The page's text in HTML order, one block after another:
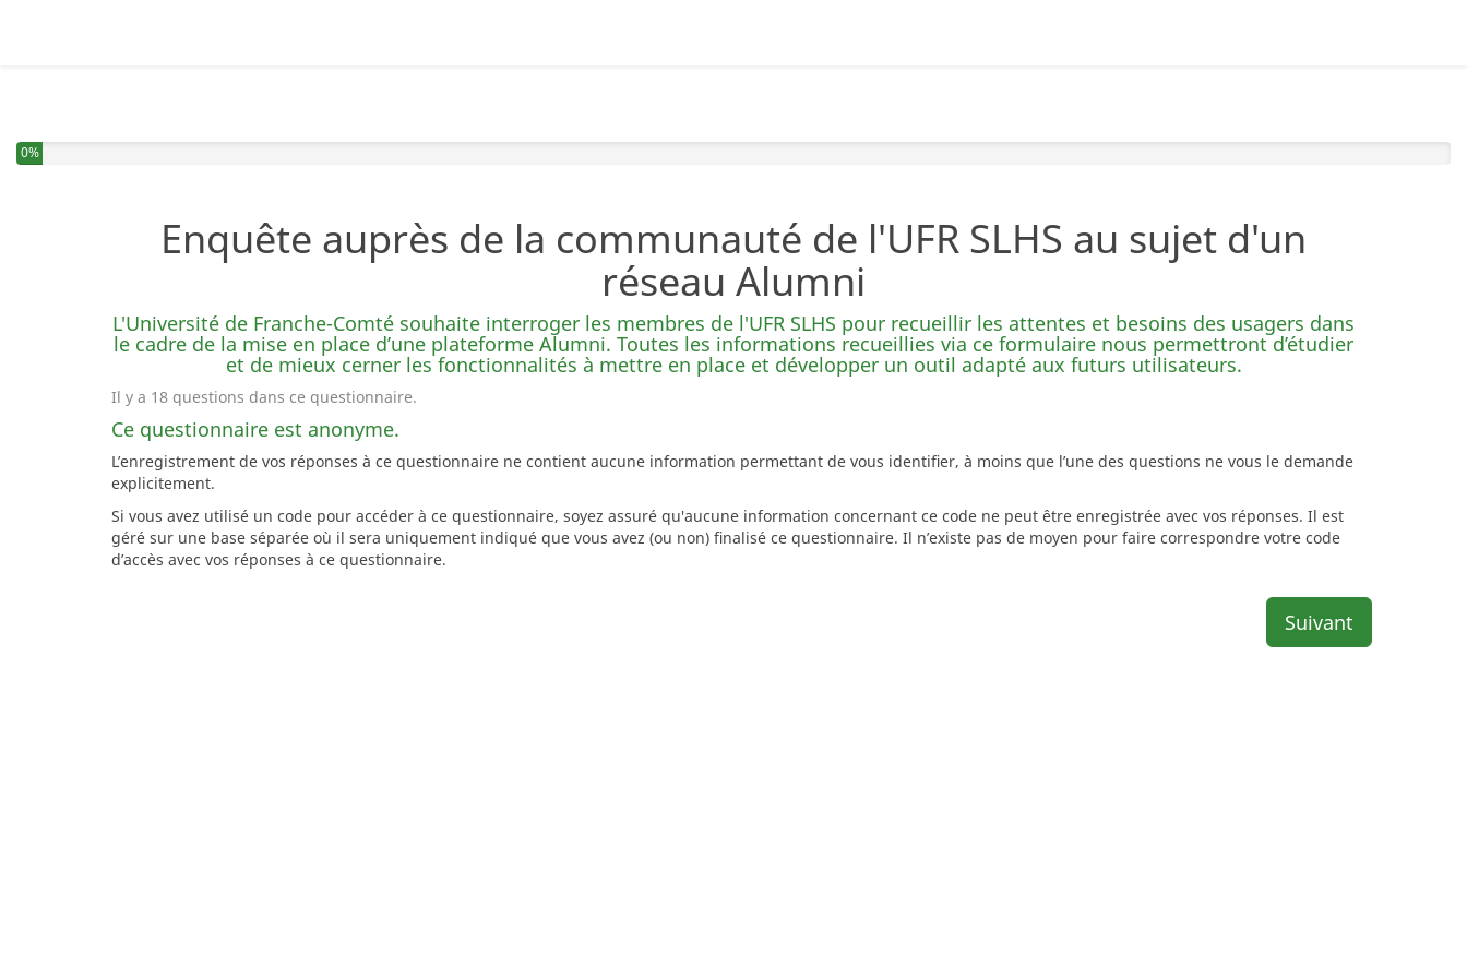
Vous avez complété 0% de ce questionnaire.
0%
Enquête auprès de la communauté de l'UFR SLHS au sujet d'un
réseau Alumni
L'Université de Franche-Comté souhaite interroger les membres de l'UFR SLHS pour recueillir les attentes et besoins des usagers dans
le cadre de la mise en place d’une plateforme Alumni. Toutes les informations recueillies via ce formulaire nous permettront d’étudier
et de mieux cerner les fonctionnalités à mettre en place et développer un outil adapté aux futurs utilisateurs.
Il y a 18 questions dans ce questionnaire.
Ce questionnaire est anonyme.
L’enregistrement de vos réponses à ce questionnaire ne contient aucune information permettant de vous identifier, à moins que l’une des questions ne vous le demande
explicitement.
Si vous avez utilisé un code pour accéder à ce questionnaire, soyez assuré qu'aucune information concernant ce code ne peut être enregistrée avec vos réponses. Il est
géré sur une base séparée où il sera uniquement indiqué que vous avez (ou non) finalisé ce questionnaire. Il n’existe pas de moyen pour faire correspondre votre code
d’accès avec vos réponses à ce questionnaire.
Suivant